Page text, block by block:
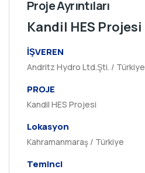
Proje Ayrıntıları
Kandil HES Projesi
İŞVEREN
Andritz Hydro Ltd.Şti. / Türkiye
PROJE
Kandil HES Projesi
Lokasyon
Kahramanmaraş / Türkiye
Teminci